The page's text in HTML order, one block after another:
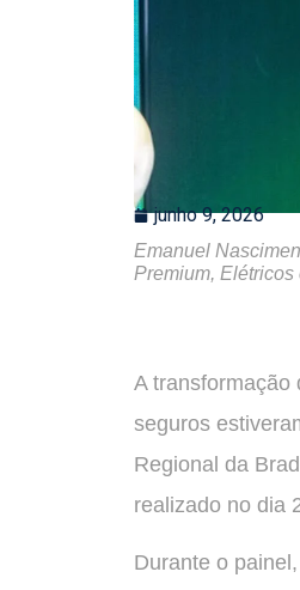
junho 9, 2026
Emanuel
Premium, Elétricos
A transformação
seguros
Regional da
realizado no dia
Durante o